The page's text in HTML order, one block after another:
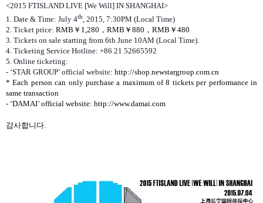
<2015 FTISLAND LIVE [We Will] IN SHANGHAI>
1. Date & Time: July 4th , 2015, 7:30PM (Local Time)
2. Ticket price: RMB ￥ 1,280 ， RMB ￥ 880 ， RMB ￥ 480
3. Tickets on sale starting from 6th June 10AM (Local Time).
4. Ticketing Service Hotline: +86 21 52665592
5. Online ticketing:
- ‘STAR GROUP’ official website: http://shop.newstargroup.com.cn
* Each person can only purchase a maximum of 8 tickets per performance in
same transaction
- ‘DAMAI’ official website: http://www.damai.com
감사합니다.